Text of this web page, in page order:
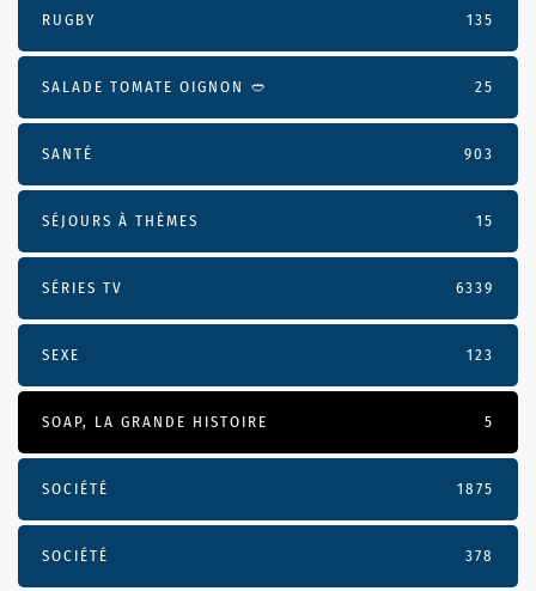
RUGBY 135
SALADE TOMATE OIGNON 🥙 25
SANTÉ 903
SÉJOURS À THÈMES 15
SÉRIES TV 6339
SEXE 123
SOAP, LA GRANDE HISTOIRE 5
SOCIÉTÉ 1875
SOCIÉTÉ 378